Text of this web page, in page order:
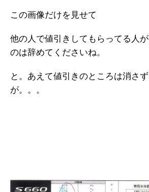
この画像だけを見せて
他の人で値引きしてもらってる人
のは辞めてくださいね。
と。あえて値引きのところは消さ
が。。。